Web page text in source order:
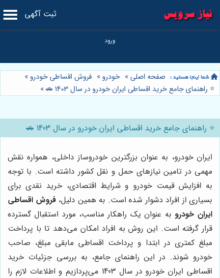
ثبت آگهی
صفحه اصلی » خودرو » فروش اقساطی خودرو »
⭐️ راهنمای جامع خرید اقساطی ایران خودرو در سال 1403 🚗
»
⭐️ راهنمای جامع خرید اقساطی ایران خودرو در سال 1403 🚗
ایران خودرو، به عنوان بزرگترین خودروساز داخلی، همواره نقش
مهمی در تامین نیازهای حمل و نقل کشور داشته است. با توجه
به افزایش قیمت خودرو و شرایط اقتصادی، خرید نقدی برای
بسیاری از افراد دشوار شده است. به همین دلیل،فروش اقساطی
ایران خودرو به عنوان یک راهکار مناسب، مورد استقبال گسترده
قرار گرفته است. این روش به افراد امکان می‌دهد تا با پرداخت
مبلغ کمتری در ابتدا و پرداخت اقساطی مابقی مبلغ، صاحب
خودرو شوند. در این راهنمای جامع، به بررسی جزئیات خرید
اقساطی ایران خودرو در سال 1403 می‌پردازیم و اطلاعات لازم را